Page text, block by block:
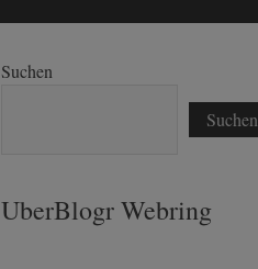
Suchen
Suchen
UberBlogr Webring